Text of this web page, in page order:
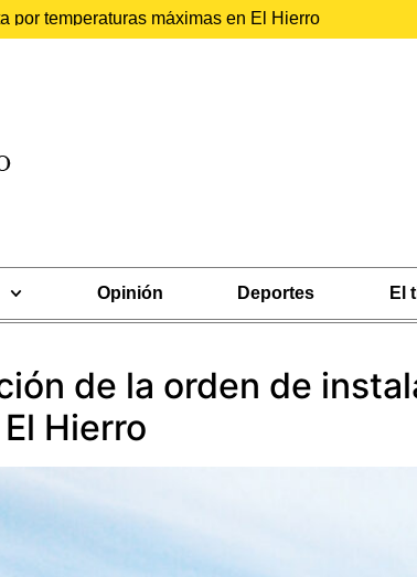
por temperaturas máximas en El Hierro
Opinión Deportes El
de la orden de
Hierro